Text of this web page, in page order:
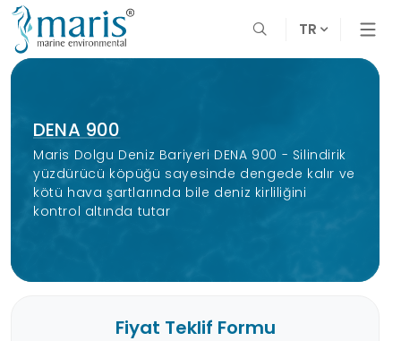
TR
DENA 900
Maris Dolgu Deniz Bariyeri DENA 900 - Silindirik
yüzdürücü köpüğü sayesinde dengede kalır ve
kötü hava şartlarında bile deniz kirliliğini
kontrol altında tutar
Fiyat Teklif Formu